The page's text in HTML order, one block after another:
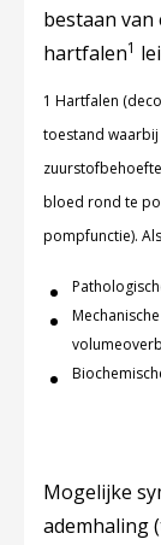
bestaan
hartfalen1
1 Hartfalen
toestand waarbij
bloed rond te
pompfunctie).
Mogelijke
ademhaling